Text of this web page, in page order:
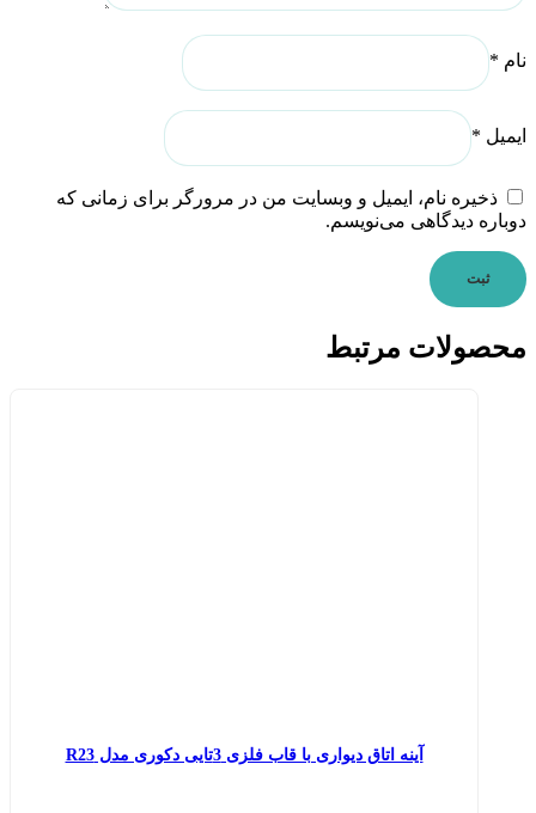
نام *
ایمیل *
ذخیره نام، ایمیل و وبسایت من در مرورگر برای زمانی که
دوباره دیدگاهی می‌نویسم.
محصولات مرتبط
آینه اتاق دیواری با قاب فلزی 3تایی دکوری مدل R23